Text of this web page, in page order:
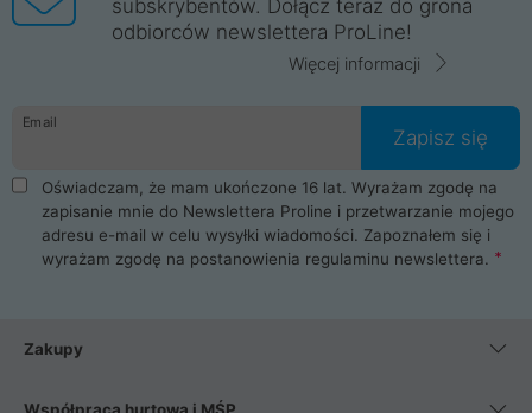
subskrybentów. Dołącz teraz do grona
odbiorców newslettera ProLine!
Więcej informacji
Email
Zapisz się
Oświadczam, że mam ukończone 16 lat. Wyrażam zgodę na
zapisanie mnie do Newslettera Proline i przetwarzanie mojego
adresu e-mail w celu wysyłki wiadomości. Zapoznałem się i
wyrażam zgodę na postanowienia regulaminu newslettera.
Zakupy